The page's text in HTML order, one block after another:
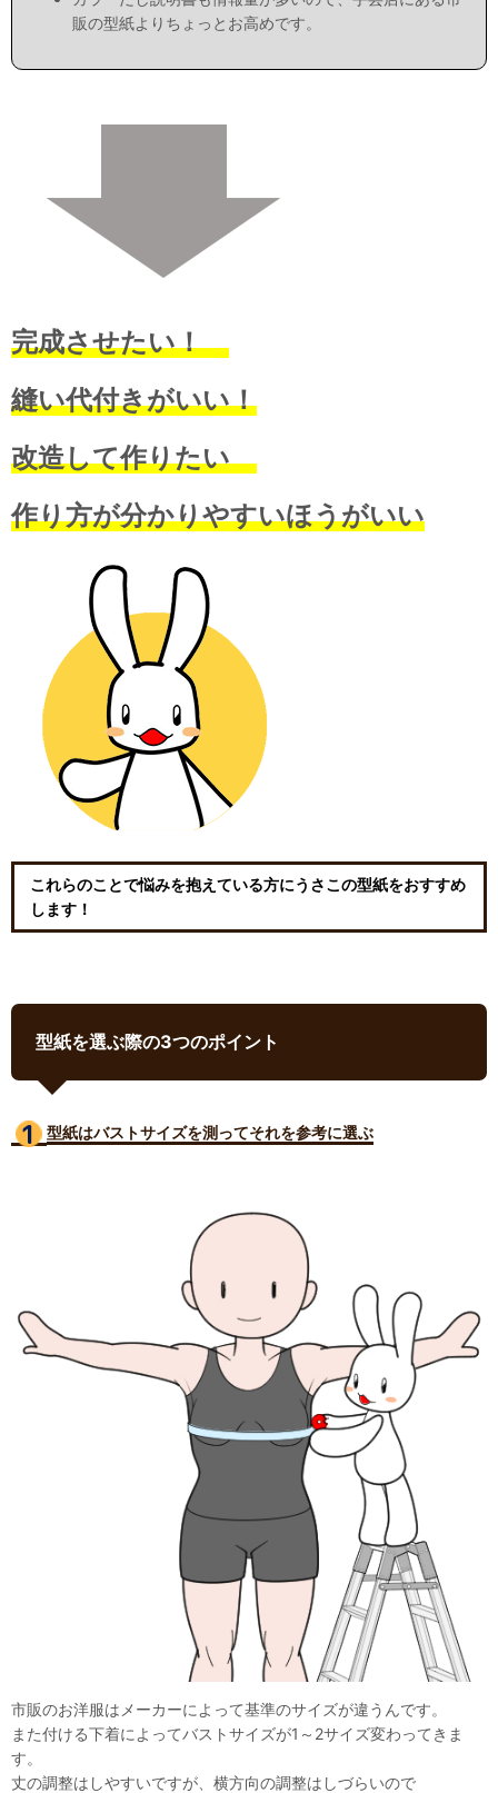
販の型紙よりちょっとお高めです。
完成させたい！
縫い代付きがいい！
改造して作りたい
作り方が分かりやすいほうがいい
これらのことで悩みを抱えている方にうさこの型紙をおすすめ
します！
型紙を選ぶ際の3つのポイント
型紙はバストサイズを測ってそれを参考に選ぶ
市販のお洋服はメーカーによって基準のサイズが違うんです。
また付ける下着によってバストサイズが1～2サイズ変わってきま
す。
丈の調整はしやすいですが、横方向の調整はしづらいので